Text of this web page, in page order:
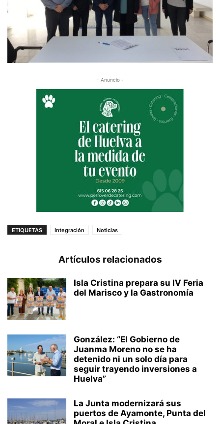
- Anuncio -
ETIQUETAS Integración Noticias
Artículos relacionados
Isla Cristina prepara su IV Feria
del Marisco y la Gastronomía
González: “El Gobierno de
Juanma Moreno no se ha
detenido ni un solo día para
seguir trayendo inversiones a
Huelva”
La Junta modernizará sus
puertos de Ayamonte, Punta del